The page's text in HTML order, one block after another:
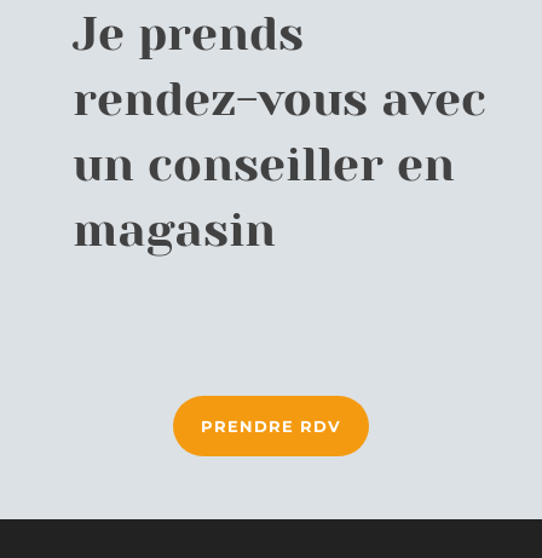
Je prends
rendez-vous avec
un conseiller en
magasin
PRENDRE RDV